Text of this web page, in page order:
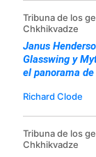
Tribuna de los
Chkhikvadze
Janus
Glasswing y
el panorama
Richard Clode
Tribuna de los
Chkhikvadze